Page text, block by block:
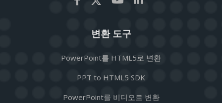
변환 도구
PowerPoint를 HTML5로 변환
PPT to HTML5 SDK
PowerPoint를 비디오로 변환